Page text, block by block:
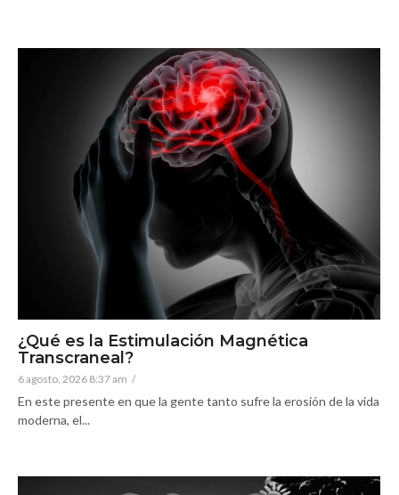
¿Qué es la Estimulación Magnética
Transcraneal?
6 agosto, 2026 8:37 am /
En este presente en que la gente tanto sufre la erosión de la vida
moderna, el...